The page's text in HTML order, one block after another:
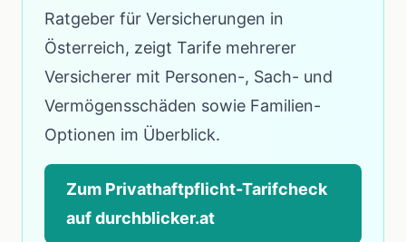
Ratgeber für Versicherungen in
Österreich, zeigt Tarife mehrerer
Versicherer mit Personen-, Sach- und
Vermögensschäden sowie Familien-
Optionen im Überblick.
Zum Privathaftpflicht-Tarifcheck
auf durchblicker.at